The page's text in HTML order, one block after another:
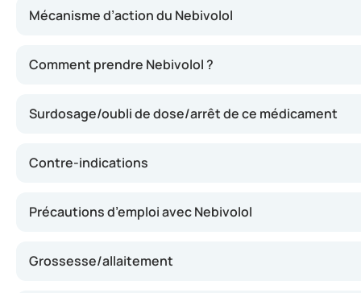
Mécanisme d’action du Nebivolol
Comment prendre Nebivolol ?
Surdosage/oubli de dose/arrêt de ce médicament
Contre-indications
Précautions d’emploi avec Nebivolol
Grossesse/allaitement